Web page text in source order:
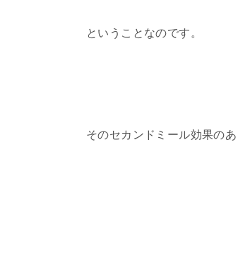
ということなのです。
そのセカンドミール効果のあ